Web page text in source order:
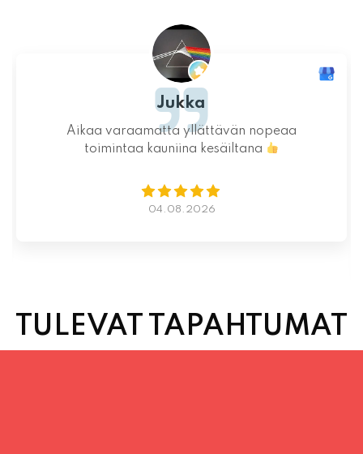
Jukka
Aikaa varaamatta yllättävän nopeaa
toimintaa kauniina kesäiltana
04.08.2026
TULEVAT TAPAHTUMAT